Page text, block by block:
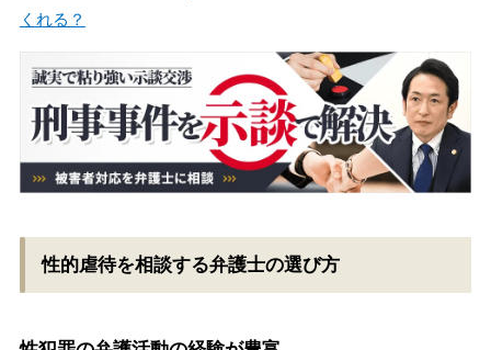
くれる？
性的虐待を相談する弁護士の選び方